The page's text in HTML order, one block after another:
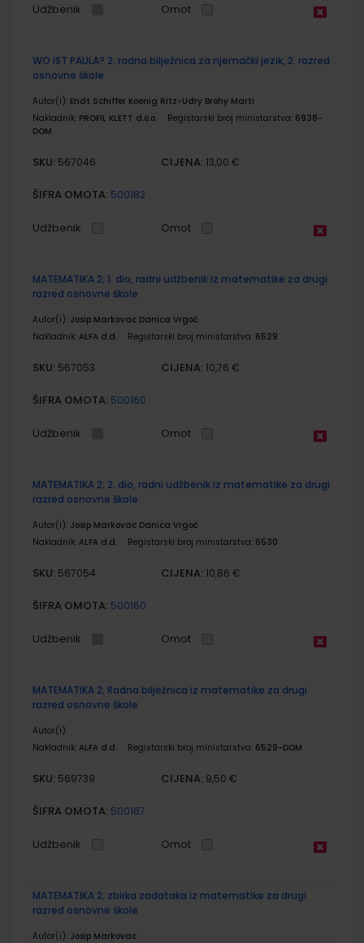
Udžbenik Omot
WO IST PAULA? 2; radna bilježnica za njemački jezik, 2. razred
osnovne škole
Autor(i): Endt Schiffer Koenig Ritz-Udry Brohy Marti
Nakladnik: PROFIL KLETT d.o.o. Registarski broj ministarstva: 6938-
DOM
SKU: 567046 CIJENA: 13,00 €
ŠIFRA OMOTA: 500182
Udžbenik Omot
MATEMATIKA 2; 1. dio, radni udžbenik iz matematike za drugi
razred osnovne škole
Autor(i): Josip Markovac Danica Vrgoč
Nakladnik: ALFA d.d. Registarski broj ministarstva: 6529
SKU: 567053 CIJENA: 10,76 €
ŠIFRA OMOTA: 500160
Udžbenik Omot
MATEMATIKA 2; 2. dio, radni udžbenik iz matematike za drugi
razred osnovne škole
Autor(i): Josip Markovac Danica Vrgoč
Nakladnik: ALFA d.d. Registarski broj ministarstva: 6530
SKU: 567054 CIJENA: 10,86 €
ŠIFRA OMOTA: 500160
Udžbenik Omot
MATEMATIKA 2; Radna bilježnica iz matematike za drugi
razred osnovne škole
Autor(i):
Nakladnik: ALFA d.d. Registarski broj ministarstva: 6529-DOM
SKU: 569739 CIJENA: 9,50 €
ŠIFRA OMOTA: 500167
Udžbenik Omot
MATEMATIKA 2; zbirka zadataka iz matematike za drugi
razred osnovne škole
Autor(i): Josip Markovac